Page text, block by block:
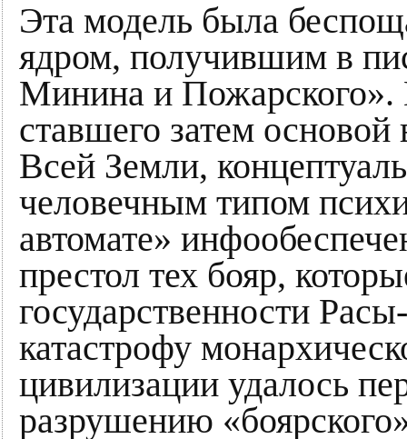
Эта модель была
ядром, получившим в
Минина и Пожарского».
ставшего затем
Всей Земли,
человечным типом
автомате»
престол тех бояр,
государственности
катастрофу
цивилизации удалось
разрушению